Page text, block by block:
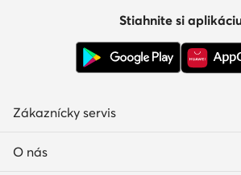
Stiahnite si
Zákaznícky servis
O nás